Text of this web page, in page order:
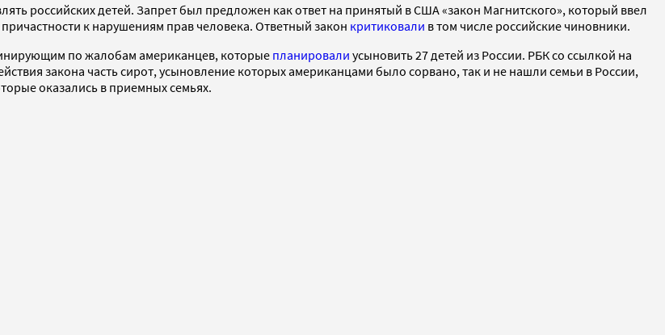
российских детей. Запрет был предложен как ответ на принятый в США «закон Магнитского», который ввел
к нарушениям прав человека. Ответный закон критиковали в том числе российские чиновники.
по жалобам американцев, которые планировали усыновить 27 детей из России. РБК со ссылкой на
закона часть сирот, усыновление которых американцами было сорвано, так и не нашли семьи в России,
оказались в приемных семьях.